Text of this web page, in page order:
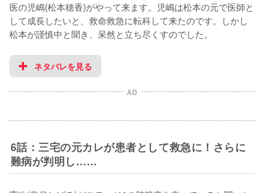
医の児嶋(松本穂香)がやって来ます。児嶋は松本の元で医師と
して成長したいと、救命救急に転科して来たのです。しかし
松本が謹慎中と聞き、呆然と立ち尽くすのでした。
ネタバレを見る
AD
6話：三宅の元カレが患者として救急に！さらに
難病が判明し……